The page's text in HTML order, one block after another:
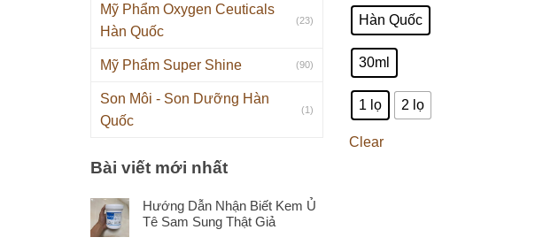
Mỹ Phẩm Oxygen Ceuticals
Hàn Quốc
(23)
Mỹ Phẩm Super Shine (90)
Son Môi - Son Dưỡng Hàn
Quốc
(1)
Bài viết mới nhất
Hướng Dẫn Nhận Biết Kem Ủ
Tê Sam Sung Thật Giả
Hàn Quốc
30ml
1 lọ 2 lọ
Clear